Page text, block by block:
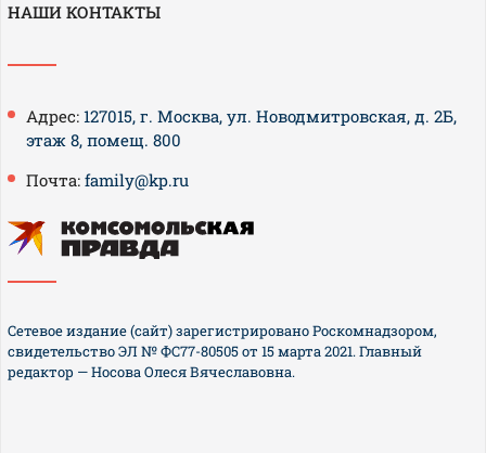
НАШИ КОНТАКТЫ
Адрес: 127015, г. Москва, ул. Новодмитровская, д. 2Б,
этаж 8, помещ. 800
Почта: family@kp.ru
Сетевое издание (сайт) зарегистрировано Роскомнадзором,
свидетельство ЭЛ № ФС77-80505 от 15 марта 2021. Главный
редактор — Носова Олеся Вячеславовна.